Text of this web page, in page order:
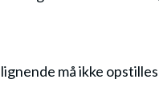
må ikke